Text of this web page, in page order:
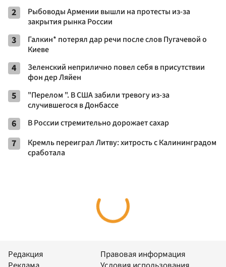
2
Рыбоводы Армении вышли на протесты из-за
закрытия рынка России
3
Галкин* потерял дар речи после слов Пугачевой о
Киеве
4
Зеленский неприлично повел cебя в присутствии
фон дер Ляйен
5
"Перелом ". В США забили тревогу из-за
случившегося в Донбассе
6 В России стремительно дорожает сахар
7
Кремль переиграл Литву: хитрость с Калининградом
сработала
Редакция
Правовая информация